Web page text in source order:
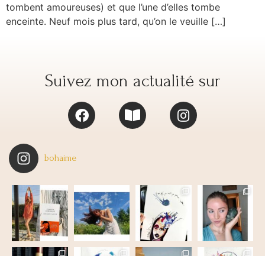
tombent amoureuses) et que l’une d’elles tombe
enceinte. Neuf mois plus tard, qu’on le veuille […]
Suivez mon actualité sur
bohaime